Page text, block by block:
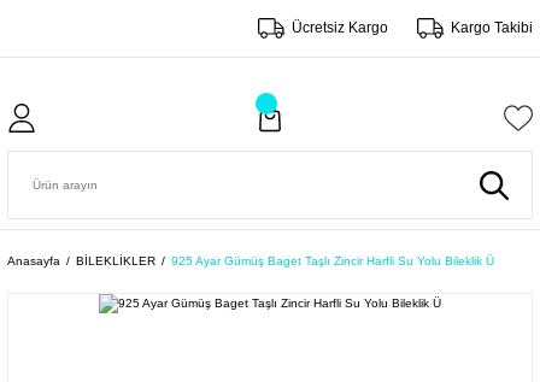
Ücretsiz Kargo Kargo Takibi
Anasayfa BİLEKLİKLER 925 Ayar Gümüş Baget Taşlı Zincir Harfli Su Yolu Bileklik Ü